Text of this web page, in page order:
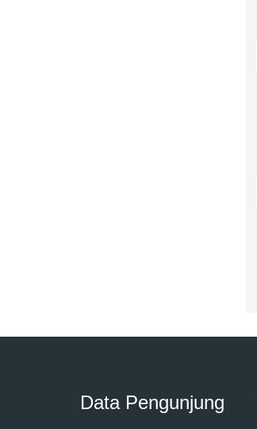
Data Pengunjung